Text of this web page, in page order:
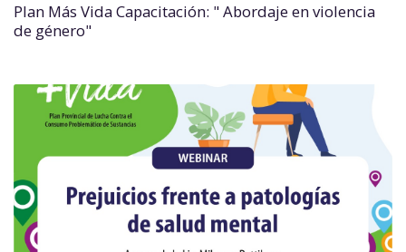
Plan Más Vida Capacitación: " Abordaje en violencia
de género"